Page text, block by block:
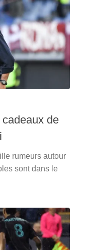
de
rumeurs autour
sont dans le